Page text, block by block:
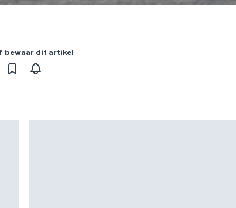
bewaar dit artikel